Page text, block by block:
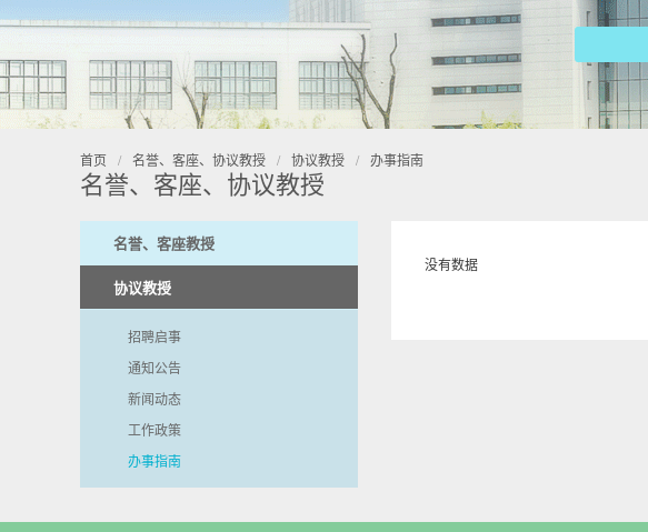
首页 / 名誉、客座、协议教授 / 协议教授 / 办事指南
名誉、客座、协议教授
名誉、客座教授
协议教授
招聘启事
通知公告
新闻动态
工作政策
办事指南
没有数据